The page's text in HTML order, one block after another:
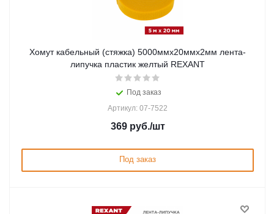
Хомут кабельный (стяжка) 5000ммx20ммx2мм лента-
липучка пластик желтый REXANT
Под заказ
Артикул: 07-7522
369руб./шт
Под заказ